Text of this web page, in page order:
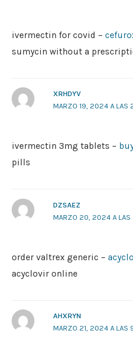
ivermectin for covid –
sumycin without a
XRHDYV
MARZO 19, 2024 A LAS
ivermectin 3mg tablets –
pills
DZSAEZ
MARZO 20, 2024 A LAS
order valtrex generic –
acyclovir online
AHXRYN
MARZO 21, 2024 A LAS